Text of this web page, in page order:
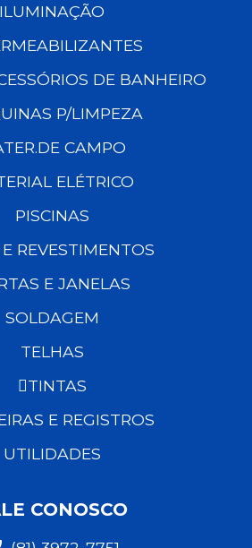
ILUMINAÇÃO
DE BANHEIRO
P/LIMPEZA
CAMPO
ELÉTRICO
PISCINAS
REVESTIMENTOS
E JANELAS
SOLDAGEM
TELHAS
TINTAS
E REGISTROS
UTILIDADES
CONOSCO